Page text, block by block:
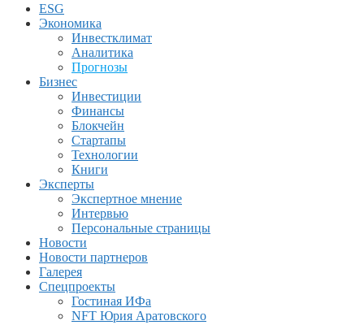
ESG
Экономика
Инвестклимат
Аналитика
Прогнозы
Бизнес
Инвестиции
Финансы
Блокчейн
Стартапы
Технологии
Книги
Эксперты
Экспертное мнение
Интервью
Персональные страницы
Новости
Новости партнеров
Галерея
Спецпроекты
Гостиная ИФа
NFT Юрия Аратовского